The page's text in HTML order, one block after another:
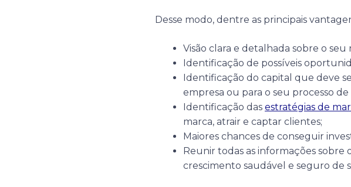
Desse modo, dentre as principais
Visão clara e detalhada sobre o
Identificação de possíveis
Identificação do capital que deve
empresa ou para o seu processo de
Identificação das estratégias de
marca, atrair e captar clientes;
Maiores chances de conseguir
Reunir todas as informações sobre
crescimento saudável e seguro de